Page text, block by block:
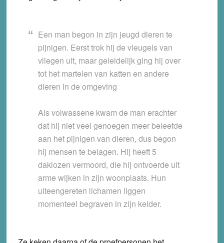
Een man begon in zijn jeugd dieren te
pijnigen. Eerst trok hij de vleugels van
vliegen uit, maar geleidelijk ging hij over
tot het martelen van katten en andere
dieren in de omgeving
Als volwassene kwam de man erachter
dat hij niet veel genoegen meer beleefde
aan het pijnigen van dieren, dus begon
hij mensen te belagen. Hij heeft 5
daklozen vermoord, die hij ontvoerde uit
arme wijken in zijn woonplaats. Hun
uiteengereten lichamen liggen
momenteel begraven in zijn kelder.